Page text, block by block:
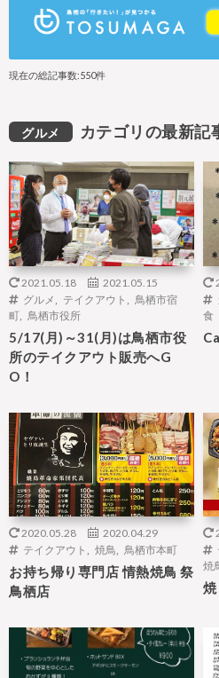
現在の総記事数:550件
グルメ カテゴリの最新記
2021.05.18 2021.05.15
グルメ テイクアウト
鳥栖市宿
町
鳥栖市役所
5/17(月)～31(月)は鳥栖市役
所のテイクアウト販売へG
O！
食
2020.05.28 2020.04.29
テイクアウト 焼鳥 鳥栖市本町
お持ち帰り専門店 情熱焼鳥 祭
鳥栖店
焼